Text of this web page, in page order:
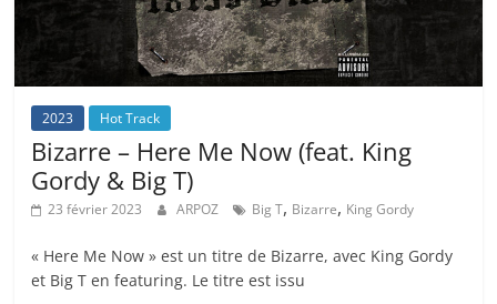
2023 Hot Track
Bizarre – Here Me Now (feat. King
Gordy & Big T)
23 février 2023 ARPOZ Big T, Bizarre, King Gordy
« Here Me Now » est un titre de Bizarre, avec King Gordy
et Big T en featuring. Le titre est issu